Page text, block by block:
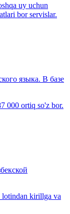
uy uchun
bor servislar.
языка. В базе
000 ortiq so'z bor.
kirillga va